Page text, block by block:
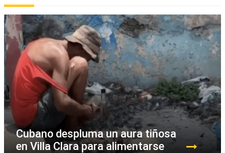
Cubano despluma un aura tiñosa
en Villa Clara para alimentarse